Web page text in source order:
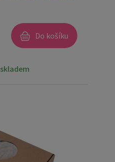
Do košíku
skladem